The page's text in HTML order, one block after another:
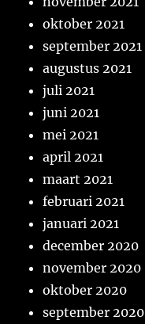
oktober 2021
september 2021
augustus 2021
juli 2021
juni 2021
mei 2021
april 2021
maart 2021
februari 2021
januari 2021
december 2020
november 2020
oktober 2020
september 2020